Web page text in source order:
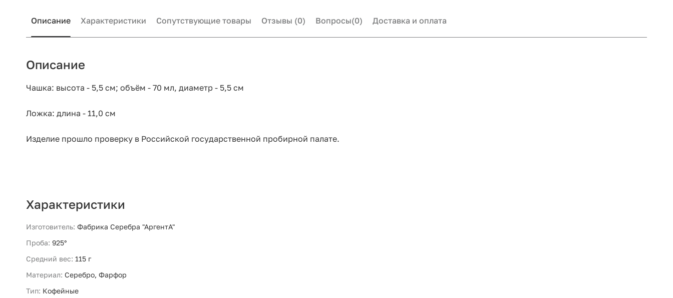
Описание Характеристики Сопутствующие товары Отзывы (0) Вопросы(0) Доставка и оплата
Описание
Чашка: высота - 5,5 см; объём - 70 мл, диаметр - 5,5 см
Ложка: длина - 11,0 см
Изделие прошло проверку в Российской государственной пробирной палате.
Характеристики
Изготовитель: Фабрика Серебра "АргентА"
Проба: 925°
Средний вес: 115 г
Материал: Серебро, Фарфор
Тип: Кофейные